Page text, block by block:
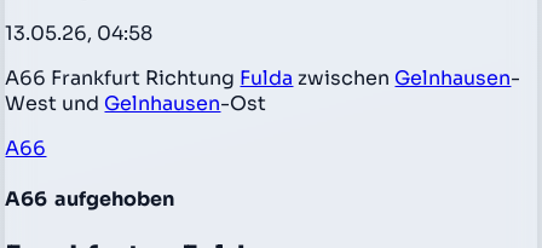
13.05.26, 04:58
A66 Frankfurt Richtung Fulda zwischen Gelnhausen-
West und Gelnhausen-Ost
A66
A66 aufgehoben